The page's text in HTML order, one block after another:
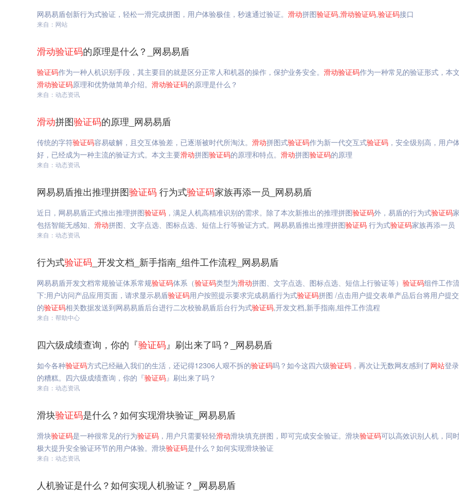
网易易盾创新行为式验证，轻松一滑完成拼图，用户体验极佳，秒速通过验证。 滑动拼图验证码,滑动验证码,验证码接口
来自：网站
滑动验证码的原理是什么？_网易易盾
验证码作为一种人机识别手段，其主要目的就是区分正常人和机器的操作，保护业务安全。 滑动验证码作为一种常见的验证形式，本
滑动验证码原理和优势做简单介绍。 滑动验证码的原理是什么？
来自：动态资讯
滑动拼图验证码的原理_网易易盾
传统的字符验证码容易破解，且交互体验差，已逐渐被时代所淘汰。 滑动拼图式验证码作为新一代交互式验证码 ，安全级别高，用户
好，已经成为一种主流的验证方式。本文主要滑动拼图验证码的原理和特点。 滑动拼图验证码的原理
来自：动态资讯
网易易盾推出推理拼图验证码 行为式验证码家族再添一员_网易易盾
近日，网易易盾正式推出推理拼图验证码 ，满足人机高精准识别的需求。除了本次新推出的推理拼图验证码外，易盾的行为式验证码
包括智能无感知、 滑动拼图、文字点选、图标点选、短信上行等验证方式。网易易盾推出推理拼图验证码 行为式验证码家族再添一员
来自：动态资讯
行为式验证码 _开发文档_新手指南_组件工作流程_网易易盾
网易易盾开发文档常规验证体系常规验证码体系（验证码类型为滑动拼图、文字点选、图标点选、短信上行验证等） 验证码组件工作
下:用户访问产品应用页面，请求显示易盾验证码用户按照提示要求完成易盾行为式验证码拼图 /点击用户提交表单产品后台将用户提
的验证码相关数据发送到网易易盾后台进行二次校验易盾后台行为式验证码,开发文档,新手指南,组件工作流程
来自：帮助中心
四六级成绩查询，你的『验证码 』刷出来了吗？_网易易盾
如今各种验证码方式已经融入我们的生活，还记得12306人艰不拆的验证码吗？如今这四六级验证码 ，再次让无数网友感到了网站登
的糟糕。四六级成绩查询，你的『验证码』刷出来了吗？
来自：动态资讯
滑块验证码是什么？如何实现滑块验证_网易易盾
滑块验证码是一种很常见的行为验证码 ，用户只需要轻轻滑动滑块填充拼图，即可完成安全验证。滑块验证码可以高效识别人机，同
极大提升安全验证环节的用户体验。滑块验证码是什么？如何实现滑块验证
来自：动态资讯
人机验证是什么？如何实现人机验证？_网易易盾